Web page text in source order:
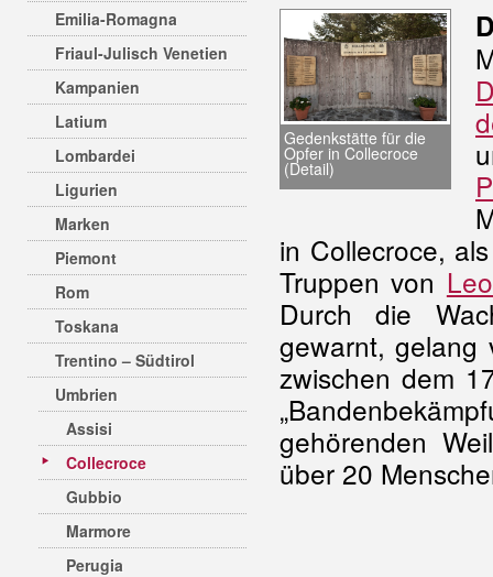
Emilia-Romagna
Friaul-Julisch Venetien
Kampanien
Latium
Lombardei
Ligurien
Marken
Piemont
Rom
Toskana
Trentino – Südtirol
Umbrien
Assisi
Collecroce
Gubbio
Marmore
Perugia
Gedenkstätte für die
Opfer in Collecroce
(Detail)
in Collecroce,
Truppen von
Durch die
gewarnt, gelang
zwischen dem
gehörenden
über 20